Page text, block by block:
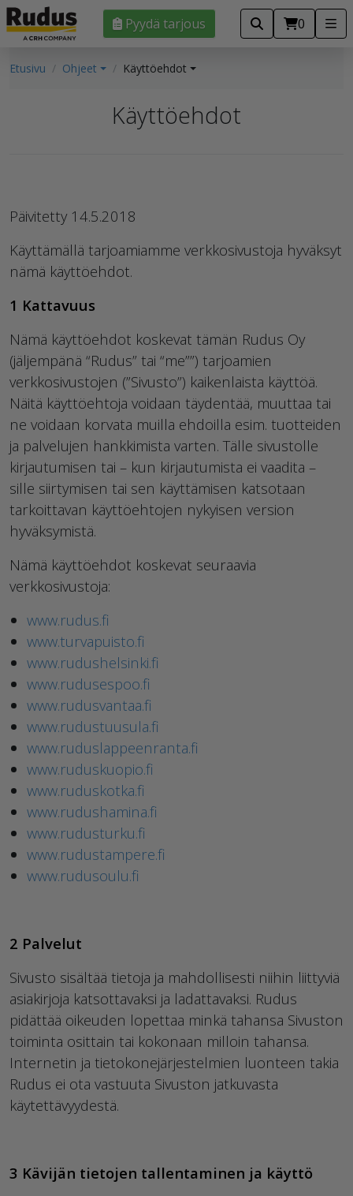
Pyydä tarjous 0
Etusivu Ohjeet Käyttöehdot
Käyttöehdot
Päivitetty 14.5.2018
Käyttämällä tarjoamiamme verkkosivustoja hyväksyt
nämä käyttöehdot.
1 Kattavuus
Nämä käyttöehdot koskevat tämän Rudus Oy
(jäljempänä “Rudus” tai “me””) tarjoamien
verkkosivustojen (”Sivusto”) kaikenlaista käyttöä.
Näitä käyttöehtoja voidaan täydentää, muuttaa tai
ne voidaan korvata muilla ehdoilla esim. tuotteiden
ja palvelujen hankkimista varten. Tälle sivustolle
kirjautumisen tai – kun kirjautumista ei vaadita –
sille siirtymisen tai sen käyttämisen katsotaan
tarkoittavan käyttöehtojen nykyisen version
hyväksymistä.
Nämä käyttöehdot koskevat seuraavia
verkkosivustoja:
www.rudus.fi
www.turvapuisto.fi
www.rudushelsinki.fi
www.rudusespoo.fi
www.rudusvantaa.fi
www.rudustuusula.fi
www.ruduslappeenranta.fi
www.ruduskuopio.fi
www.ruduskotka.fi
www.rudushamina.fi
www.rudusturku.fi
www.rudustampere.fi
www.rudusoulu.fi
2 Palvelut
Sivusto sisältää tietoja ja mahdollisesti niihin liittyviä
asiakirjoja katsottavaksi ja ladattavaksi. Rudus
pidättää oikeuden lopettaa minkä tahansa Sivuston
toiminta osittain tai kokonaan milloin tahansa.
Internetin ja tietokonejärjestelmien luonteen takia
Rudus ei ota vastuuta Sivuston jatkuvasta
käytettävyydestä.
3 Kävijän tietojen tallentaminen ja käyttö